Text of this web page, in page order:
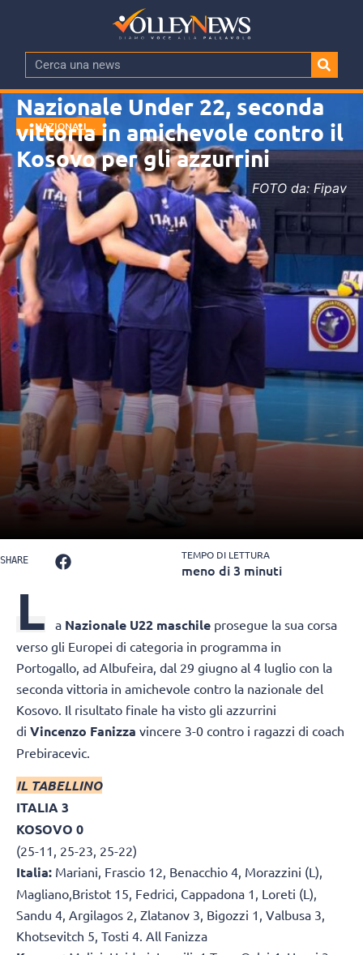
NAZIONALI
GIOVANILI
Nazionale Under 22, seconda
vittoria in amichevole contro il
Kosovo per gli azzurrini
FOTO da: Fipav
SHARE TEMPO DI LETTURA
meno di 3 minuti
L a Nazionale U22 maschile prosegue la sua corsa
verso gli Europei di categoria in programma in
Portogallo, ad Albufeira, dal 29 giugno al 4 luglio con la
seconda vittoria in amichevole contro la nazionale del
Kosovo. Il risultato finale ha visto gli azzurrini
di Vincenzo Fanizza vincere 3-0 contro i ragazzi di coach
Prebiracevic.
IL TABELLINO
ITALIA 3
KOSOVO 0
(25-11, 25-23, 25-22)
Italia: Mariani, Frascio 12, Benacchio 4, Morazzini (L),
Magliano,Bristot 15, Fedrici, Cappadona 1, Loreti (L),
Sandu 4, Argilagos 2, Zlatanov 3, Bigozzi 1, Valbusa 3,
Khotsevitch 5, Tosti 4. All Fanizza